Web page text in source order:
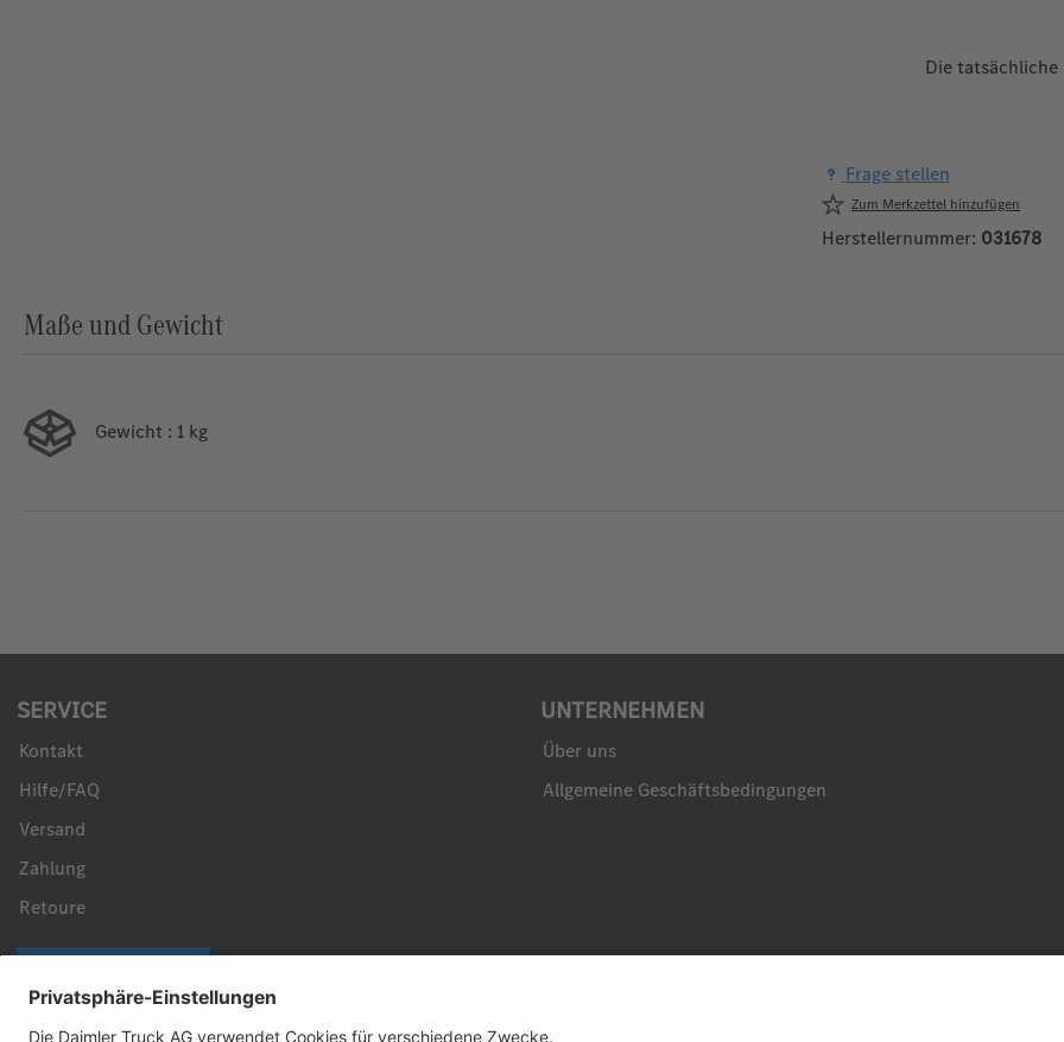
Die
Frage stellen
Zum Merkzettel hinzufügen
Herstellernummer: 031678
Maße und Gewicht
Gewicht : 1 kg
SERVICE
Kontakt
Hilfe/FAQ
Versand
Zahlung
Retoure
UNTERNEHMEN
Über uns
Allgemeine Geschäftsbedingungen